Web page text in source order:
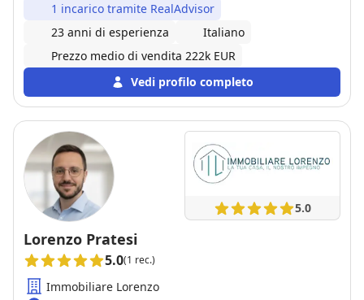
1 incarico tramite RealAdvisor
23 anni di esperienza
Italiano
Prezzo medio di vendita 222k EUR
Vedi profilo completo
5.0
Lorenzo Pratesi
5.0(1 rec.)
Immobiliare Lorenzo